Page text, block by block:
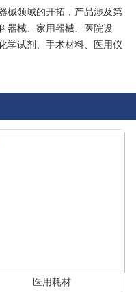
领域的开拓，产品涉及第
器械、家用器械、医院设
学试剂、手术材料、医用仪
医用耗材